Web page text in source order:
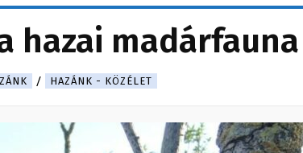
hazai madárfauna
HAZÁNK - KÖZÉLET